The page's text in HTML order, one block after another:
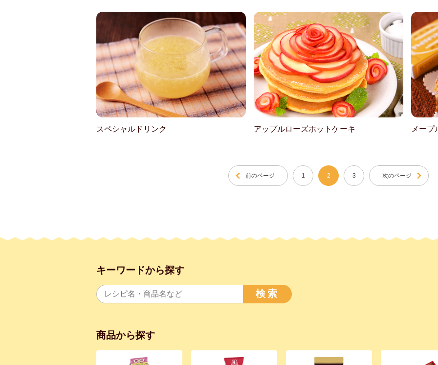
スペシャルドリンク アップルローズホットケーキ メープ
前のページ 1 2 3 次のページ
キーワードから探す
検索
商品から探す